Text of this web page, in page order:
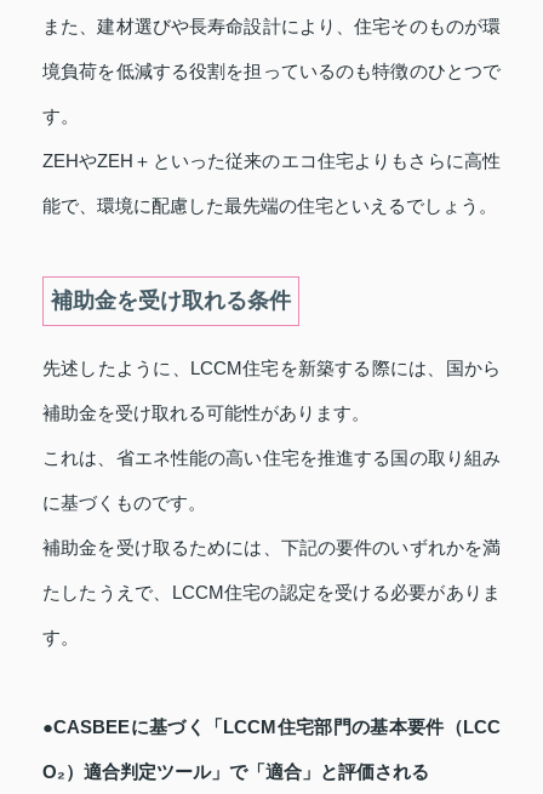
また、建材選びや長寿命設計により、住宅そのものが環
境負荷を低減する役割を担っているのも特徴のひとつで
す。
ZEHやZEH＋といった従来のエコ住宅よりもさらに高性
能で、環境に配慮した最先端の住宅といえるでしょう。
補助金を受け取れる条件
先述したように、LCCM住宅を新築する際には、国から
補助金を受け取れる可能性があります。
これは、省エネ性能の高い住宅を推進する国の取り組み
に基づくものです。
補助金を受け取るためには、下記の要件のいずれかを満
たしたうえで、LCCM住宅の認定を受ける必要がありま
す。
●CASBEEに基づく「LCCM住宅部門の基本要件（LCC
O₂）適合判定ツール」で「適合」と評価される